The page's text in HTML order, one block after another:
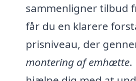
sammenligner tilbud
får du en klarere
prisniveau, der
montering af emhætte.